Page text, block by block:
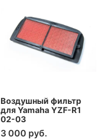
Воздушный фильтр
для Yamaha YZF-R1
02-03
3 000 руб.